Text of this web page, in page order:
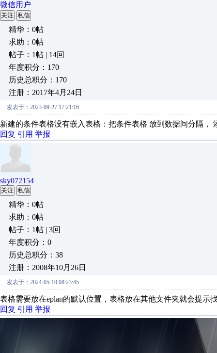
微信用户
关注 私信
精华：0帖
求助：0帖
帖子：1帖 | 14回
年度积分：170
历史总积分：170
注册：2017年4月24日
发表于：2023-09-27 17:21:16
新建的条件表格没有嵌入表格：把条件表格 放到数据间分隔，
回复 引用 举报
sky072154
关注 私信
精华：0帖
求助：0帖
帖子：1帖 | 3回
年度积分：0
历史总积分：38
注册：2008年10月26日
发表于：2024-05-10 08:23:45
表格需要放在eplan的默认位置，表格放在其他文件夹就会提示
回复 引用 举报